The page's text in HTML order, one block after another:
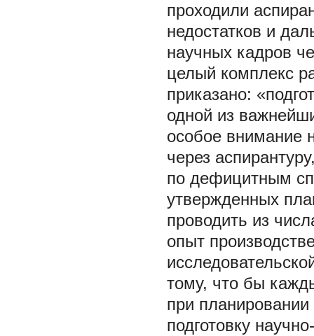
проходили
недостатков и
научных кадров
целый комплекс
приказано:
одной из
особое внимание
через
по дефицитным
утвержденных
проводить из
опыт
тому, что бы
при
подготовку